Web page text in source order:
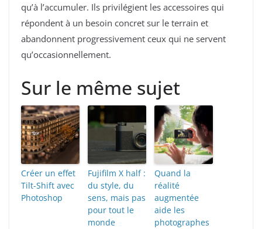
qu’à l’accumuler. Ils privilégient les accessoires qui
répondent à un besoin concret sur le terrain et
abandonnent progressivement ceux qui ne servent
qu’occasionnellement.
Sur le même sujet
Créer un effet
Tilt-Shift avec
Photoshop
Fujifilm X half :
du style, du
sens, mais pas
pour tout le
monde
Quand la
réalité
augmentée
aide les
photographes